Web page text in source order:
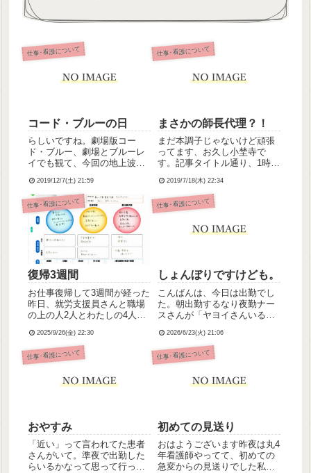
仕事･看護について
コード・ブルーの日
らしいですね。劇場版コー
ド・ブルー、劇場とブルーレ
イでも観て、今回の地上波で
ぱり救急はかっこいいなああ
ああわたし、メンタル病まな
ければ、関東の病院の救急に
行きたいなって思ってた時期
があるんです。今となっては
もう叶...
2019/12/7(土) 21:59
仕事･看護について
まさかの師長代理？！
まだ本調子じゃないけど頑張
ってます、お久し小埜寺で
す。記事タイトル通り、1時間
さかの師長代理でした。今朝
早番で出勤したら、深夜勤さ
んに今日は10時までヤヨイち
らねと言われびっくりしたよ
2019/7/18(木) 22:34
仕事･看護について
復帰3週間
お仕事復帰して3週間が経った
昨日、就労支援員さんと職場
の上の人2人とわたしの4人で
復帰してみて、9時半からの3
時間勤務がすごく合っている
気がするってことをお伝えし
行こうってことになりまし
2025/9/26(金) 22:30
仕事･看護について
しょんぼりですけども。
こんばんは、今日は出勤でし
た。朝出勤するなり夜勤ナー
スさんが「ヤヨイさんいると
けてくれたのがすっごい嬉し
くて、ちょっと張り切りなが
らバイタル回ってお昼の経管
吸引の方の吸引カテーテル挿
2026/6/23(火) 21:06
仕事･看護について
おやすみ
「近い」って言われてた患者
さんがいて。準夜で出勤した
らいるかなって思って行った
仕事･看護について
初めての見送り
おはようございます昨夜は丸4
年看護師やってて、初めての
急変からの見送りでした私は